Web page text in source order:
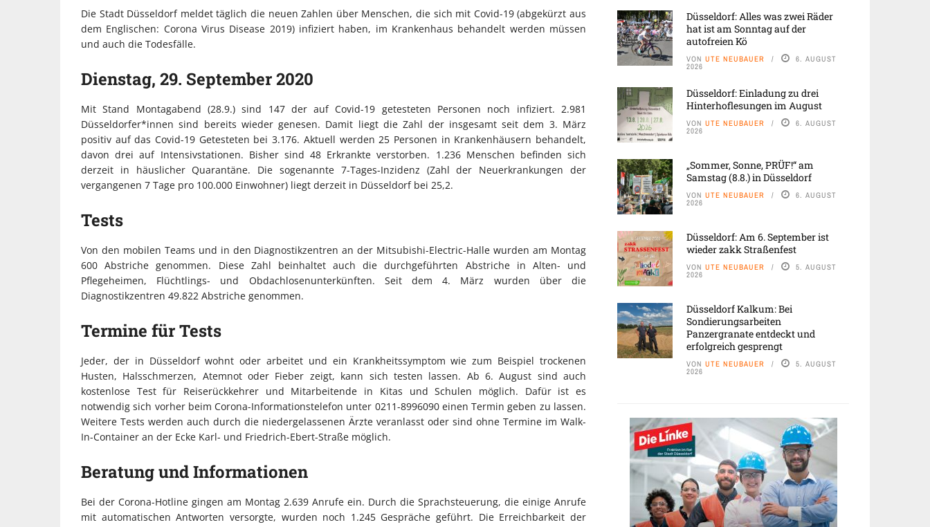
Die Stadt Düsseldorf meldet täglich die neuen Zahlen über Menschen, die sich mit Covid-19 (abgekürzt aus
dem Englischen: Corona Virus Disease 2019) infiziert haben, im Krankenhaus behandelt werden müssen
und auch die Todesfälle.
Dienstag, 29. September 2020
Mit Stand Montagabend (28.9.) sind 147 der auf Covid-19 getesteten Personen noch infiziert. 2.981
Düsseldorfer*innen sind bereits wieder genesen. Damit liegt die Zahl der insgesamt seit dem 3. März
positiv auf das Covid-19 Getesteten bei 3.176. Aktuell werden 25 Personen in Krankenhäusern behandelt,
davon drei auf Intensivstationen. Bisher sind 48 Erkrankte verstorben. 1.236 Menschen befinden sich
derzeit in häuslicher Quarantäne. Die sogenannte 7-Tages-Inzidenz (Zahl der Neuerkrankungen der
vergangenen 7 Tage pro 100.000 Einwohner) liegt derzeit in Düsseldorf bei 25,2.
Tests
Von den mobilen Teams und in den Diagnostikzentren an der Mitsubishi-Electric-Halle wurden am Montag
600 Abstriche genommen. Diese Zahl beinhaltet auch die durchgeführten Abstriche in Alten- und
Pflegeheimen, Flüchtlings- und Obdachlosenunterkünften. Seit dem 4. März wurden über die
Diagnostikzentren 49.822 Abstriche genommen.
Termine für Tests
Jeder, der in Düsseldorf wohnt oder arbeitet und ein Krankheitssymptom wie zum Beispiel trockenen
Husten, Halsschmerzen, Atemnot oder Fieber zeigt, kann sich testen lassen. Ab 6. August sind auch
kostenlose Test für Reiserückkehrer und Mitarbeitende in Kitas und Schulen möglich. Dafür ist es
notwendig sich vorher beim Corona-Informationstelefon unter 0211-8996090 einen Termin geben zu lassen.
Weitere Tests werden auch durch die niedergelassenen Ärzte veranlasst oder sind ohne Termine im Walk-
In-Container an der Ecke Karl- und Friedrich-Ebert-Straße möglich.
Beratung und Informationen
Bei der Corona-Hotline gingen am Montag 2.639 Anrufe ein. Durch die Sprachsteuerung, die einige Anrufe
mit automatischen Antworten versorgte, wurden noch 1.245 Gespräche geführt. Die Erreichbarkeit der
Düsseldorf: Alles was zwei Räder
hat ist am Sonntag auf der
autofreien Kö
VON UTE NEUBAUER 6. AUGUST
2026
Düsseldorf: Einladung zu drei
Hinterhoflesungen im August
VON UTE NEUBAUER 6. AUGUST
2026
„Sommer, Sonne, PRÜF!“ am
Samstag (8.8.) in Düsseldorf
VON UTE NEUBAUER 6. AUGUST
2026
Düsseldorf: Am 6. September ist
wieder zakk Straßenfest
VON UTE NEUBAUER 5. AUGUST
2026
Düsseldorf Kalkum: Bei
Sondierungsarbeiten
Panzergranate entdeckt und
erfolgreich gesprengt
VON UTE NEUBAUER 5. AUGUST
2026